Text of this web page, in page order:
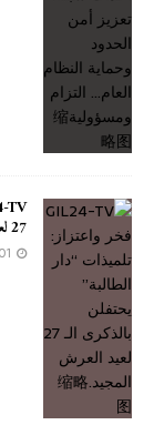
27 لعيد العرش المجيد.